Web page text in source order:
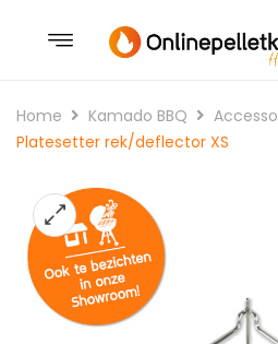
Home Kamado BBQ
Platesetter rek/deflector XS